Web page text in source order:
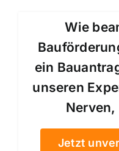
Wie
ein
unseren
Nerven,
Jetzt